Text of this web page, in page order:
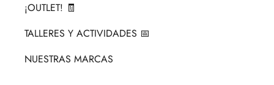
¡OUTLET! 🧾
TALLERES Y ACTIVIDADES 📅
NUESTRAS MARCAS